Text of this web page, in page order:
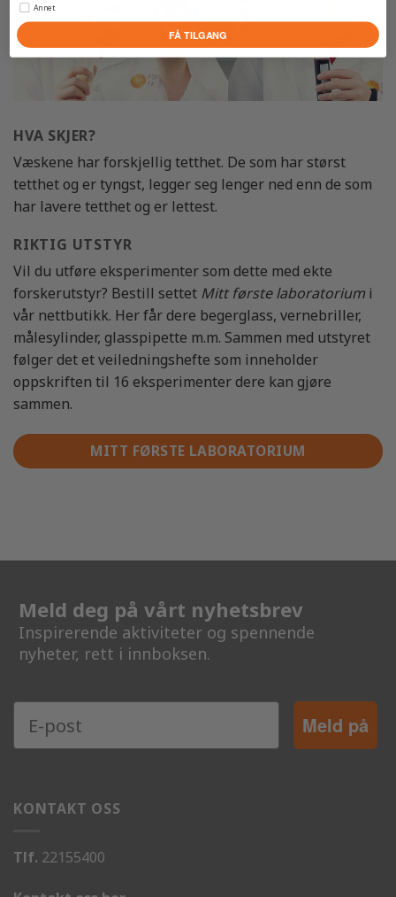
HVA SKJER?
Væskene har forskjellig tetthet. De som har størst
tetthet og er tyngst, legger seg lenger ned enn de som
har lavere tetthet og er lettest.
RIKTIG UTSTYR
Vil du utføre eksperimenter som dette med ekte
forskerutstyr? Bestill settet Mitt første laboratorium i
vår nettbutikk. Her får dere begerglass, vernebriller,
målesylinder, glasspipette m.m. Sammen med utstyret
følger det et veiledningshefte som inneholder
oppskriften til 16 eksperimenter dere kan gjøre
sammen.
MITT FØRSTE LABORATORIUM
Meld deg på vårt nyhetsbrev
Inspirerende aktiviteter og spennende
nyheter, rett i innboksen.
Meld på
KONTAKT OSS
Tlf. 22155400
Annet
FÅ TILGANG